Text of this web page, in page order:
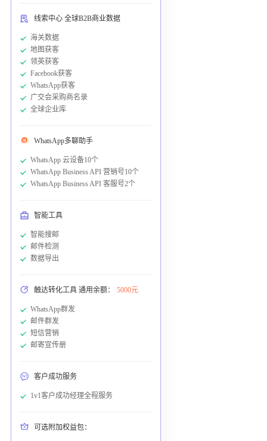
线索中心 全球B2B商业数据
海关数据
地图获客
领英获客
Facebook获客
WhatsApp获客
广交会采购商名录
全球企业库
WhatsApp多聊助手
WhatsApp 云设备10个
WhatsApp Business API 营销号10个
WhatsApp Business API 客服号2个
智能工具
智能搜邮
邮件检测
数据导出
触达转化工具 通用余额： 5000元
WhatsApp群发
邮件群发
短信营销
邮寄宣传册
客户成功服务
1v1客户成功经理全程服务
可选附加权益包：